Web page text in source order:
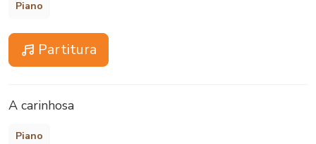
Piano
Partitura
A carinhosa
Piano